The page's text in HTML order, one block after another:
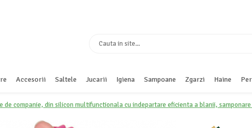
Accesorii Saltele Jucarii Igiena Sampoane Zgarzi Haine
de companie, din silicon multifunctionala cu indepartare eficienta a blanii,